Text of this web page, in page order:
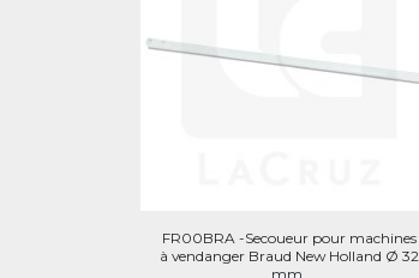
FR00BRA -Secoueur pour machines
à vendanger Braud New Holland Ø 32
mm.